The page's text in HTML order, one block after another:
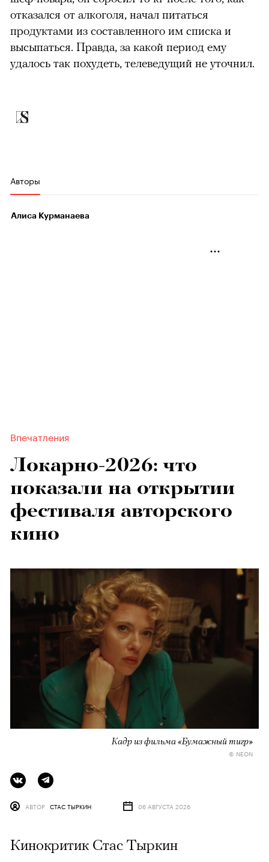
отказался от алкоголя, начал питаться
продуктами из составленного им списка и
высыпаться. Правда, за какой период ему
удалось так похудеть, телеведущий не уточнил.
Авторы
Алиса Курманаева
Впечатления
Локарно-2026: что
показали на открытии
фестиваля авторского
кино
Кадр из фильма «Бумажный тигр»
© NEON
АВТОР СТАС ТЫРКИН 06 АВГУСТА 2026
Кинокритик Стас Тыркин